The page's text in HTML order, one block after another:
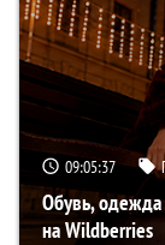
09:05:36
Обувь, одежда
на Wildberries